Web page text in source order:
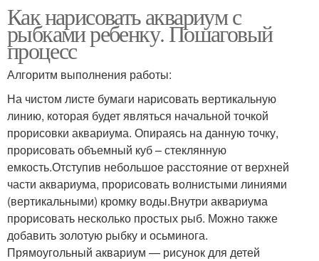
Как нарисовать аквариум с
рыбками ребенку. Пошаговый
процесс
Алгоритм выполнения работы:
На чистом листе бумаги нарисовать вертикальную
линию, которая будет являться начальной точкой
прорисовки аквариума. Опираясь на данную точку,
прорисовать объемный куб – стеклянную
емкость.Отступив небольшое расстояние от верхней
части аквариума, прорисовать волнистыми линиями
(вертикальными) кромку воды.Внутри аквариума
прорисовать несколько простых рыб. Можно также
добавить золотую рыбку и осьминога.
Прямоугольный аквариум — рисунок для детей